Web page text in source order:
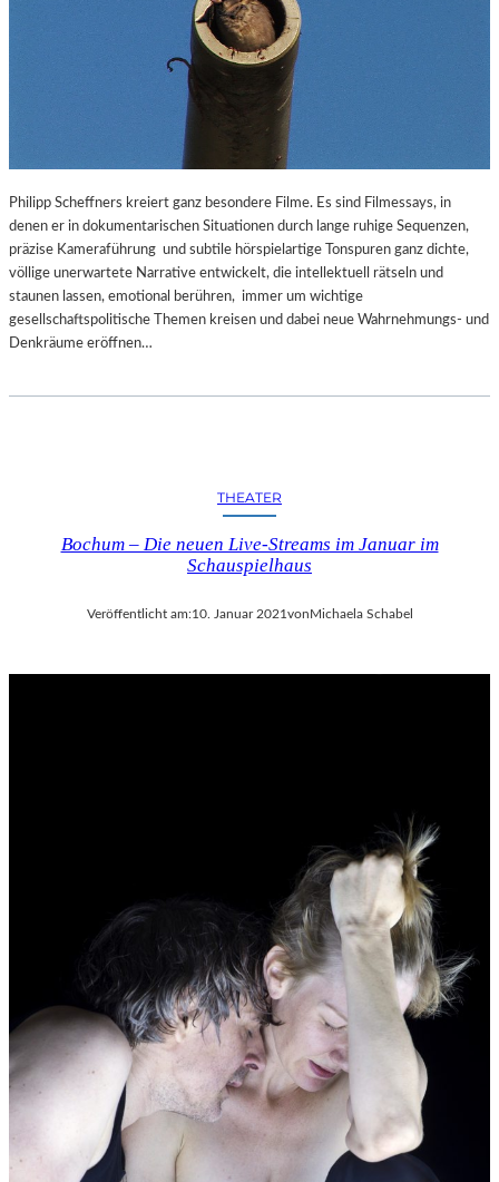
Philipp Scheffners kreiert ganz besondere Filme. Es sind Filmessays, in
denen er in dokumentarischen Situationen durch lange ruhige Sequenzen,
präzise Kameraführung und subtile hörspielartige Tonspuren ganz dichte,
völlige unerwartete Narrative entwickelt, die intellektuell rätseln und
staunen lassen, emotional berühren, immer um wichtige
gesellschaftspolitische Themen kreisen und dabei neue Wahrnehmungs- und
Denkräume eröffnen…
THEATER
Bochum – Die neuen Live-Streams im Januar im
Schauspielhaus
Veröffentlicht am:10. Januar 2021vonMichaela Schabel